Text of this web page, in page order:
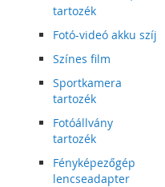
tartozék
Fotó-videó akku szíj
Színes film
Sportkamera
tartozék
Fotóállvány
tartozék
Fényképezőgép
lencseadapter